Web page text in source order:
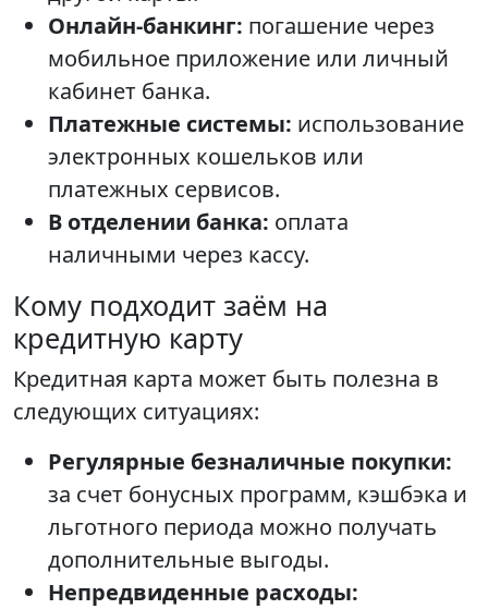
Онлайн-банкинг: погашение через
мобильное приложение или личный
кабинет банка.
Платежные системы: использование
электронных кошельков или
платежных сервисов.
В отделении банка: оплата
наличными через кассу.
Кому подходит заём на
кредитную карту
Кредитная карта может быть полезна в
следующих ситуациях:
Регулярные безналичные покупки:
за счет бонусных программ, кэшбэка и
льготного периода можно получать
дополнительные выгоды.
Непредвиденные расходы: